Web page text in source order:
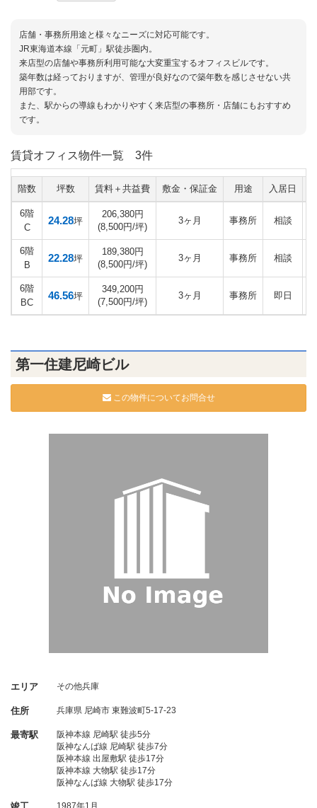
店舗・事務所用途と様々なニーズに対応可能です。
JR東海道本線「元町」駅徒歩圏内。
来店型の店舗や事務所利用可能な大変重宝するオフィスビルです。
築年数は経っておりますが、管理が良好なので築年数を感じさせない共
用部です。
また、駅からの導線もわかりやすく来店型の事務所・店舗にもおすすめ
です。
賃貸オフィス物件一覧 3件
階数 坪数 賃料＋共益費 敷金・保証金 用途 入居日
6階
C
24.28坪
206,380円
(8,500円/坪)
3ヶ月 事務所 相談
6階
B
22.28坪
189,380円
(8,500円/坪)
3ヶ月 事務所 相談
6階
BC
46.56坪
349,200円
(7,500円/坪)
3ヶ月 事務所 即日
第一住建尼崎ビル
この物件についてお問合せ
エリア その他兵庫
住所 兵庫県 尼崎市 東難波町5-17-23
最寄駅
阪神本線 尼崎駅 徒歩5分
阪神なんば線 尼崎駅 徒歩7分
阪神本線 出屋敷駅 徒歩17分
阪神本線 大物駅 徒歩17分
阪神なんば線 大物駅 徒歩17分
1987年1月